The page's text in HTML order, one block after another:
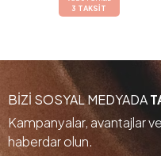
3 TAKSİT
BİZİ SOSYAL MEDYADA
Kampanyalar, avantajlar
haberdar olun.